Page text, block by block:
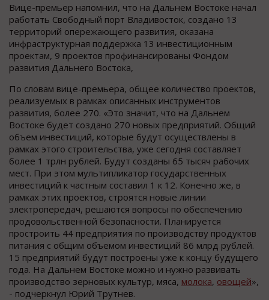
Вице-премьер напомнил, что на Дальнем Востоке начал
работать Свободный порт Владивосток, создано 13
территорий опережающего развития, оказана
инфраструктурная поддержка 13 инвестиционным
проектам, 9 проектов профинансированы Фондом
развития Дальнего Востока,
По словам вице-премьера, общее количество проектов,
реализуемых в рамках описанных инструментов
развития, более 270. «Это значит, что на Дальнем
Востоке будет создано 270 новых предприятий. Общий
объем инвестиций, которые будут осуществлены в
рамках этого строительства, уже сегодня составляет
более 1 трлн рублей. Будут созданы 65 тысяч рабочих
мест. При этом мультипликатор государственных
инвестиций к частным составил 1 к 12. Конечно же, в
рамках этих проектов, строятся новые линии
электропередач, решаются вопросы по обеспечению
продовольственной безопасности. Планируется
простроить 44 предприятия по производству продуктов
питания с общим объемом инвестиций 86 млрд рублей.
15 предприятий будут построены уже к концу будущего
года. На Дальнем Востоке можно и нужно развивать
производство зерновых культур, мяса, молока, овощей»,
- подчеркнул Юрий Трутнев.